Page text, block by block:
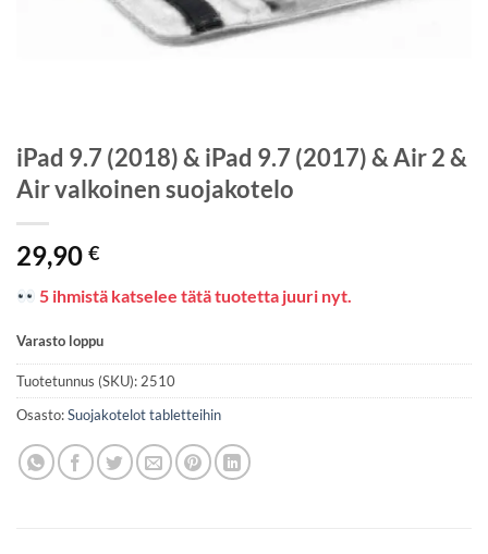
iPad 9.7 (2018) & iPad 9.7 (2017) & Air 2 &
Air valkoinen suojakotelo
29,90 €
5 ihmistä katselee tätä tuotetta juuri nyt.
Varasto loppu
Tuotetunnus (SKU): 2510
Osasto:Suojakotelot tabletteihin